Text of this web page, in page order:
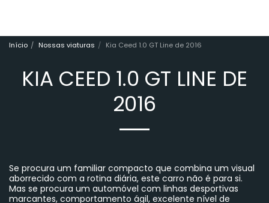
Início Nossas viaturas Kia Ceed 1.0 GT Line de 2016
KIA CEED 1.0 GT LINE DE
2016
Se procura um familiar compacto que combina um visual
aborrecido com a rotina diária, este carro não é para si.
Mas se procura um automóvel com linhas desportivas
marcantes, comportamento ágil, excelente nível de